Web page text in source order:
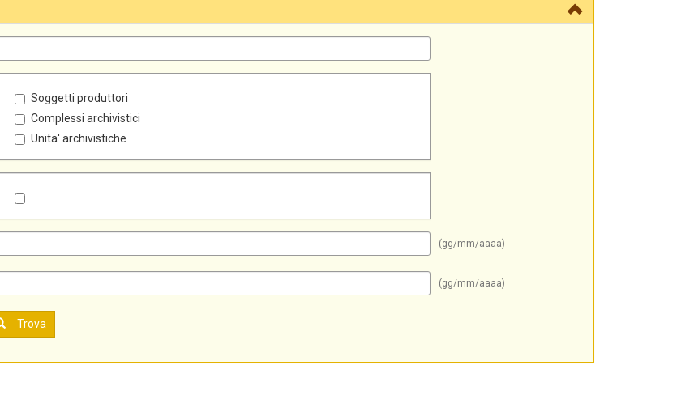
Soggetti produttori
Complessi archivistici
Unita' archivistiche
(gg/mm/aaaa)
(gg/mm/aaaa)
Trova